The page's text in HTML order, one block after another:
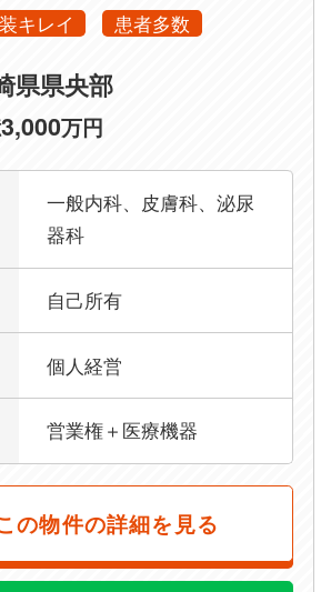
キレイ 患者多数
県県央部
3,000万円
一般内科、皮膚科、泌尿
器科
自己所有
個人経営
営業権＋医療機器
の物件の詳細を見る